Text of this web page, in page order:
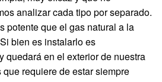
analizar cada tipo por separado.
potente que el gas natural a la
bien es instalarlo es
quedará en el exterior de nuestra
requiere de estar siempre